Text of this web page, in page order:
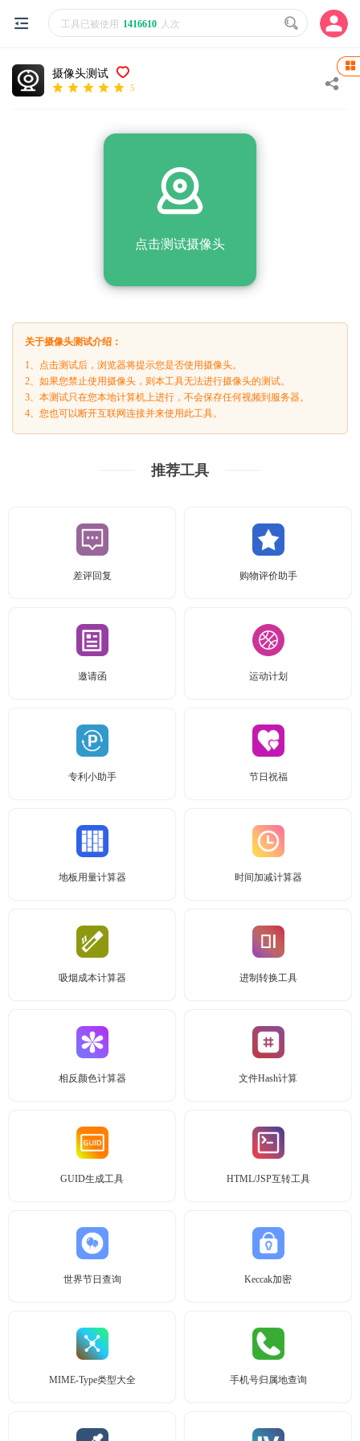
工具已被使用 1416610 人次
摄像头测试
5
点击测试摄像头
关于摄像头测试介绍：
1、点击测试后，浏览器将提示您是否使用摄像头。
2、如果您禁止使用摄像头，则本工具无法进行摄像头的测试。
3、本测试只在您本地计算机上进行，不会保存任何视频到服务器。
4、您也可以断开互联网连接并来使用此工具。
推荐工具
差评回复 购物评价助手
邀请函 运动计划
专利小助手 节日祝福
地板用量计算器 时间加减计算器
吸烟成本计算器 进制转换工具
相反颜色计算器 文件Hash计算
GUID生成工具 HTML/JSP互转工具
世界节日查询 Keccak加密
MIME-Type类型大全 手机号归属地查询